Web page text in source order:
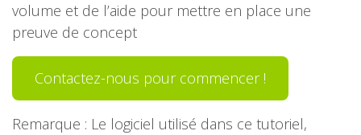
volume et de l’aide pour mettre en place une
preuve de concept
Contactez-nous pour commencer !
Remarque : Le logiciel utilisé dans ce tutoriel,